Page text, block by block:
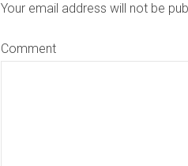
Your email address will not be
Comment